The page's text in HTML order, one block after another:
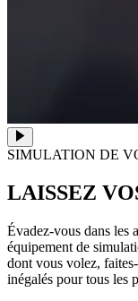
SIMULATION DE
LAISSEZ
Évadez-vous dans les
équipement de
dont vous volez,
inégalés pour tous les